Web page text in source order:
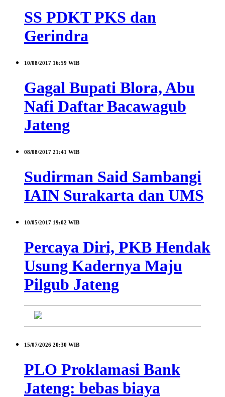
SS PDKT PKS dan
Gerindra
10/08/2017 16:59 WIB
Gagal Bupati Blora, Abu
Nafi Daftar Bacawagub
Jateng
08/08/2017 21:41 WIB
Sudirman Said Sambangi
IAIN Surakarta dan UMS
10/05/2017 19:02 WIB
Percaya Diri, PKB Hendak
Usung Kadernya Maju
Pilgub Jateng
15/07/2026 20:30 WIB
PLO Proklamasi Bank
Jateng: bebas biaya